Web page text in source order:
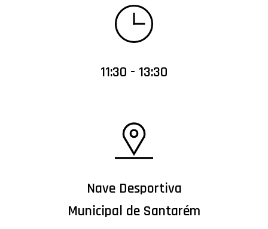
11:30 - 13:30
Nave Desportiva
Municipal de Santarém